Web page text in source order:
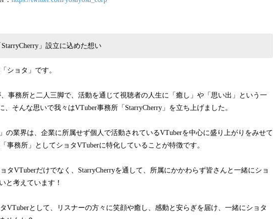
」設立に込めた想い
ショタ」です。
、事務所と二人三脚で、活動を通じて視聴者の人生に「癒し」や「思い出」という一
そんな思いで我々はVTuber事務所「StarryCherry」を立ち上げました。
の業界は、企業に所属せず個人で活動されているVTuberを中心に盛り上がりをみせて
事務所」としてショタVTuberに特化していることが特徴です。
タVTuberだけでなく、StarryCherryを通して、所属にかかわらず皆さんと一緒にショ
と考えています！
VTuberとして、リスナーの方々に笑顔や癒し、感動と安らぎを届け、一緒にショタ